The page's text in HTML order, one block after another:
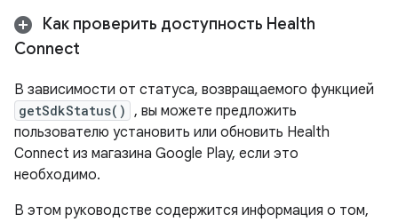
Как проверить доступность Health
Connect
В зависимости от статуса, возвращаемого функцией
getSdkStatus() , вы можете предложить
пользователю установить или обновить Health
Connect из магазина Google Play, если это
необходимо.
В этом руководстве содержится информация о том,